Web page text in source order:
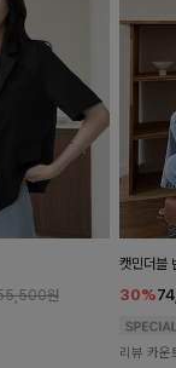
원
캣민더블
30%
리뷰 카운